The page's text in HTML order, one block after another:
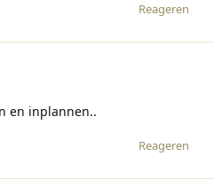
Reageren
en inplannen..
Reageren